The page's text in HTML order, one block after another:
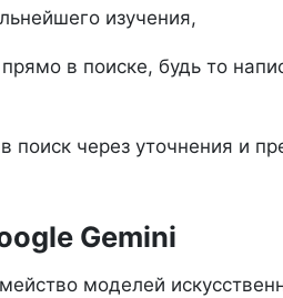
изучения,
в поиске, будь то
в поиск через уточнения и
Gemini
моделей